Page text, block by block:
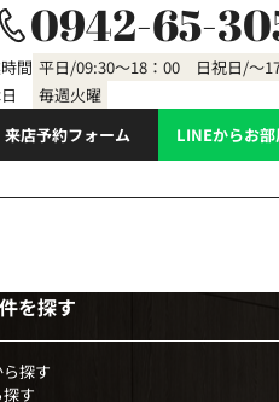
0942-65-
間 平日/09:30～18：00 日祝日/～
毎週火曜
来店予約フォーム
LINEからお
を探す
探す
す